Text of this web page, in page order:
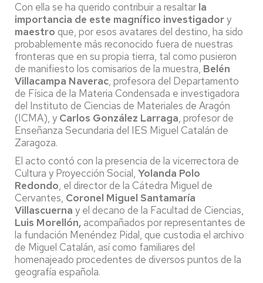
Con ella se ha querido contribuir a resaltar la
importancia de este magnífico investigadory
maestro que, por esos avatares del destino, ha sido
probablemente más reconocido fuera de nuestras
fronteras que en su propia tierra, tal como pusieron
de manifiesto los comisarios de la muestra, Belén
Villacampa Naverac, profesora del Departamento
de Física de la Materia Condensada e investigadora
del Instituto de Ciencias de Materiales de Aragón
(ICMA), y Carlos González Larraga, profesor de
Enseñanza Secundaria del IES Miguel Catalán de
Zaragoza.
El acto contó con la presencia de la vicerrectora de
Cultura y Proyección Social, Yolanda Polo
Redondo, el director de la Cátedra Miguel de
Cervantes, Coronel Miguel Santamaría
Villascuerna y el decano de la Facultad de Ciencias,
Luis Morellón, acompañados por representantes de
la fundación Menéndez Pidal, que custodia el archivo
de Miguel Catalán, así como familiares del
homenajeado procedentes de diversos puntos de la
geografía española.